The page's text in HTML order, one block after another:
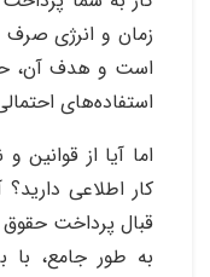
زمان و انرژی صرف
است و هدف آن،
استفاده‌های
اما آیا از قوانین
کار اطلاعی
قبال پرداخت حقوق